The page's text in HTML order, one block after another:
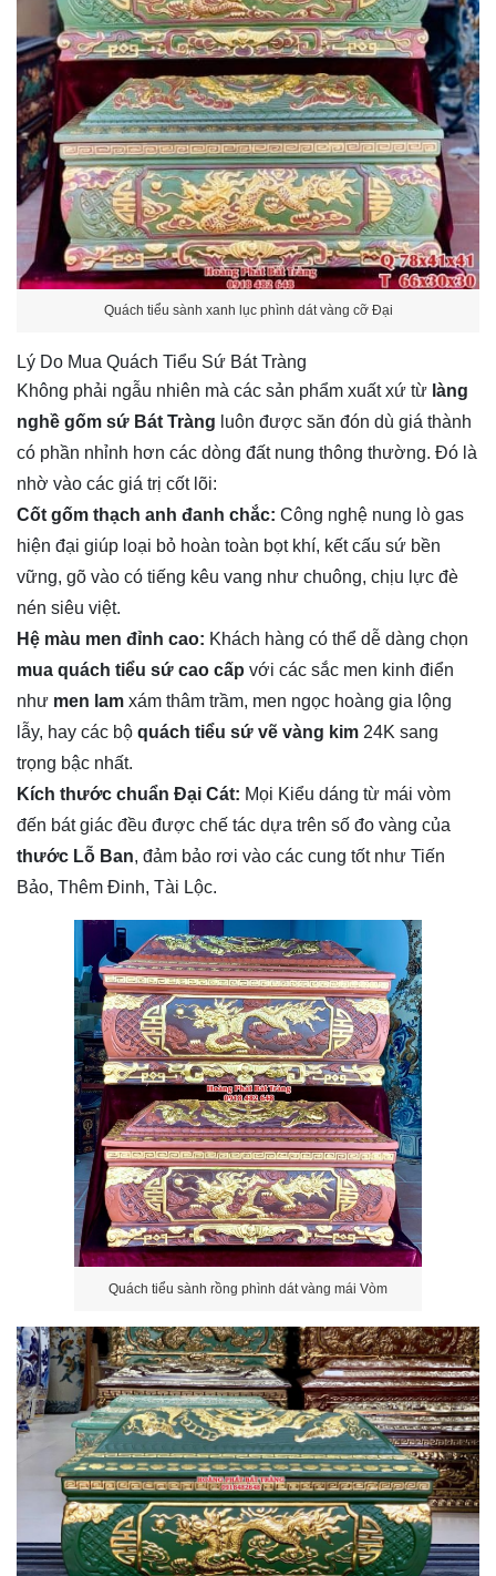
Quách tiểu sành xanh lục phình dát vàng cỡ Đại
Lý Do Mua Quách Tiểu Sứ Bát Tràng
Không phải ngẫu nhiên mà các sản phẩm xuất xứ từ làng
nghề gốm sứ Bát Tràng luôn được săn đón dù giá thành
có phần nhỉnh hơn các dòng đất nung thông thường. Đó là
nhờ vào các giá trị cốt lõi:
Cốt gốm thạch anh đanh chắc: Công nghệ nung lò gas
hiện đại giúp loại bỏ hoàn toàn bọt khí, kết cấu sứ bền
vững, gõ vào có tiếng kêu vang như chuông, chịu lực đè
nén siêu việt.
Hệ màu men đỉnh cao: Khách hàng có thể dễ dàng chọn
mua quách tiểu sứ cao cấp với các sắc men kinh điển
như men lam xám thâm trầm, men ngọc hoàng gia lộng
lẫy, hay các bộ quách tiểu sứ vẽ vàng kim 24K sang
trọng bậc nhất.
Kích thước chuẩn Đại Cát: Mọi Kiểu dáng từ mái vòm
đến bát giác đều được chế tác dựa trên số đo vàng của
thước Lỗ Ban, đảm bảo rơi vào các cung tốt như Tiến
Bảo, Thêm Đinh, Tài Lộc.
Quách tiểu sành rồng phình dát vàng mái Vòm